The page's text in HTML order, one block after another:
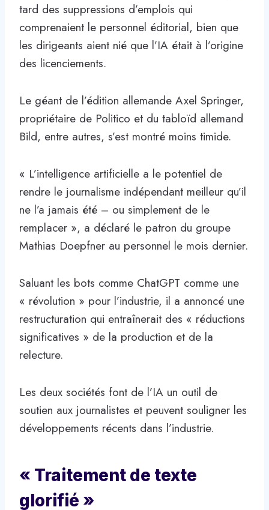
tard des suppressions d’emplois qui
comprenaient le personnel éditorial, bien que
les dirigeants aient nié que l’IA était à l’origine
des licenciements.
Le géant de l’édition allemande Axel Springer,
propriétaire de Politico et du tabloïd allemand
Bild, entre autres, s’est montré moins timide.
« L’intelligence artificielle a le potentiel de
rendre le journalisme indépendant meilleur qu’il
ne l’a jamais été – ou simplement de le
remplacer », a déclaré le patron du groupe
Mathias Doepfner au personnel le mois dernier.
Saluant les bots comme ChatGPT comme une
« révolution » pour l’industrie, il a annoncé une
restructuration qui entraînerait des « réductions
significatives » de la production et de la
relecture.
Les deux sociétés font de l’IA un outil de
soutien aux journalistes et peuvent souligner les
développements récents dans l’industrie.
« Traitement de texte
glorifié »